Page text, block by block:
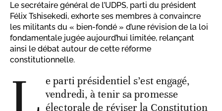
Le secrétaire général de l’UDPS, parti du président
Félix Tshisekedi, exhorte ses membres à convaincre
les militants du « bien-fondé » d’une révision de la loi
fondamentale jugée aujourd’hui limitée, relançant
ainsi le débat autour de cette réforme
constitutionnelle.
e parti présidentiel s’est engagé,
vendredi, à tenir sa promesse
électorale de réviser la Constitution